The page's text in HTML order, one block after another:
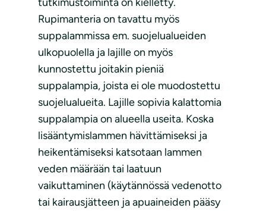
Rupimanteria on tavattu myös
suppalammissa em. suojelualueiden
ulkopuolella ja lajille on myös
kunnostettu joitakin pieniä
suppalampia, joista ei ole muodostettu
suojelualueita. Lajille sopivia kalattomia
suppalampia on alueella useita. Koska
lisääntymislammen hävittämiseksi ja
heikentämiseksi katsotaan lammen
veden määrään tai laatuun
vaikuttaminen (käytännössä vedenotto
tai kairausjätteen ja apuaineiden pääsy